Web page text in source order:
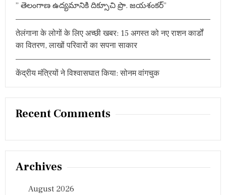
” తెలంగాణ ఉద్యమానికి దిక్సూచి ప్రొ. జయశంకర్”
तेलंगाना के लोगों के लिए अच्छी खबर: 15 अगस्त को नए राशन कार्डों
का वितरण, लाखों परिवारों का सपना साकार
केंद्रीय मंत्रियों ने विश्वासघात किया: सोनम वांगचुक
Recent Comments
Archives
August 2026